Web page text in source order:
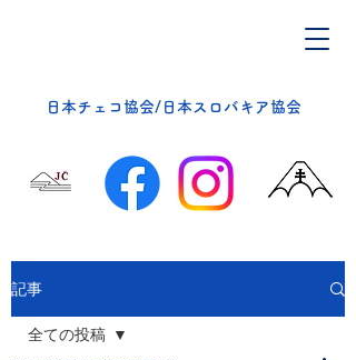
​日本チェコ協会/日本スロバキア協会
記事
全ての投稿